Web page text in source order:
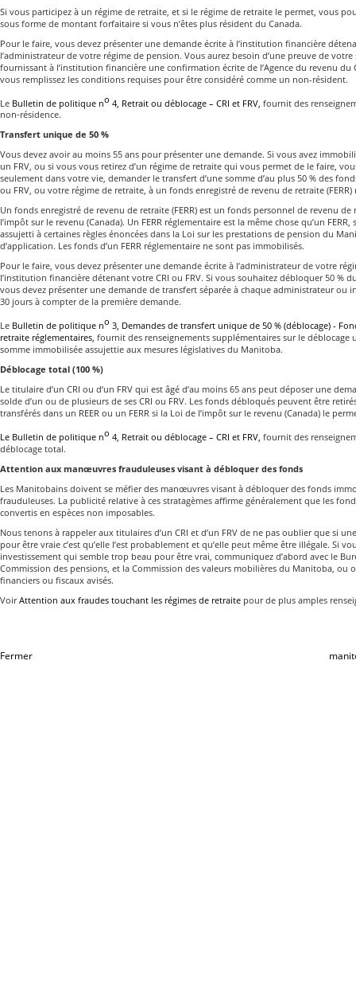
Si vous participez à un régime de retraite, et si le régime de retraite le permet, vous
sous forme de montant forfaitaire si vous n’êtes plus résident du Canada.
Pour le faire, vous devez présenter une demande écrite à l’institution financière
l’administrateur de votre régime de pension. Vous aurez besoin d’une preuve de
fournissant à l’institution financière une confirmation écrite de l’Agence du revenu du
vous remplissez les conditions requises pour être considéré comme un non-résident.
Le Bulletin de politique no 4, Retrait ou déblocage – CRI et FRV, fournit des
non‑résidence.
Transfert unique de 50 %
Vous devez avoir au moins 55 ans pour présenter une demande. Si vous avez
un FRV, ou si vous vous retirez d’un régime de retraite qui vous permet de le faire,
seulement dans votre vie, demander le transfert d’une somme d’au plus 50 % des
ou FRV, ou votre régime de retraite, à un fonds enregistré de revenu de retraite (FERR)
Un fonds enregistré de revenu de retraite (FERR) est un fonds personnel de revenu de
l’impôt sur le revenu (Canada). Un FERR réglementaire est la même chose qu’un
assujetti à certaines règles énoncées dans la Loi sur les prestations de pension du
d’application. Les fonds d’un FERR réglementaire ne sont pas immobilisés.
Pour le faire, vous devez présenter une demande écrite à l’administrateur de votre
l’institution financière détenant votre CRI ou FRV. Si vous souhaitez débloquer 50 %
vous devez présenter une demande de transfert séparée à chaque administrateur ou
30 jours à compter de la première demande.
Le Bulletin de politique no 3, Demandes de transfert unique de 50 % (déblocage) -
retraite réglementaires, fournit des renseignements supplémentaires sur le déblocage
somme immobilisée assujettie aux mesures législatives du Manitoba.
Déblocage total (100 %)
Le titulaire d’un CRI ou d’un FRV qui est âgé d’au moins 65 ans peut déposer une
solde d’un ou de plusieurs de ses CRI ou FRV. Les fonds débloqués peuvent être
transférés dans un REER ou un FERR si la Loi de l’impôt sur le revenu (Canada) le
Le Bulletin de politique no 4, Retrait ou déblocage – CRI et FRV, fournit des
déblocage total.
Attention aux manœuvres frauduleuses visant à débloquer des fonds
Les Manitobains doivent se méfier des manœuvres visant à débloquer des fonds
frauduleuses. La publicité relative à ces stratagèmes affirme généralement que les
convertis en espèces non imposables.
Nous tenons à rappeler aux titulaires d’un CRI et d’un FRV de ne pas oublier que si
pour être vraie c’est qu’elle l’est probablement et qu’elle peut même être illégale. Si
investissement qui semble trop beau pour être vrai, communiquez d’abord avec le
Commission des pensions, et la Commission des valeurs mobilières du Manitoba, ou
financiers ou fiscaux avisés.
VoirAttention aux fraudes touchant les régimes de retraite pour de plus amples
Fermer